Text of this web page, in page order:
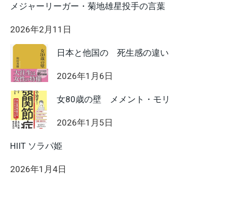
メジャーリーガー・菊地雄星投手の言葉
2026年2月11日
日本と他国の 死生感の違い
2026年1月6日
女80歳の壁 メメント・モリ
2026年1月5日
HIIT ソラパ姫
2026年1月4日